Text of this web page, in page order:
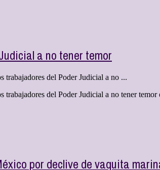
a no tener temor
trabajadores del Poder Judicial a no ...
del Poder Judicial a no tener
por declive de vaquita